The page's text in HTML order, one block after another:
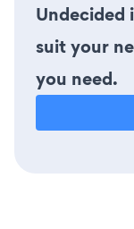
Undecided
suit your
you need.